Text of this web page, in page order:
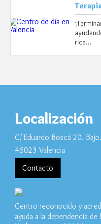
rica…
Localización
C/ Eduardo Boscá 20. Bajo.
46023 Valencia
Contacto
Centro reconocido y
ayuda a la dependencia